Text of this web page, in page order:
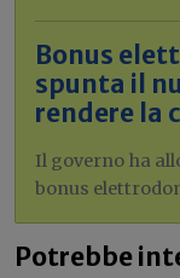
Bonus
spunta il
rendere la
Il governo ha
bonus
Potrebbe